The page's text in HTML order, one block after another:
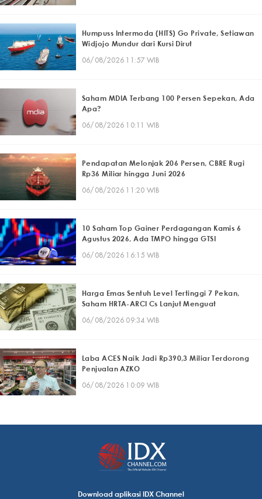
Humpuss Intermoda (HITS) Go Private, Setiawan
Widjojo Mundur dari Kursi Dirut
06/08/2026 11:57 WIB
Saham MDIA Terbang 100 Persen Sepekan, Ada
Apa?
06/08/2026 10:11 WIB
Pendapatan Melonjak 206 Persen, CBRE Rugi
Rp36 Miliar hingga Juni 2026
06/08/2026 11:20 WIB
10 Saham Top Gainer Perdagangan Kamis 6
Agustus 2026, Ada TMPO hingga GTSI
06/08/2026 16:15 WIB
Harga Emas Sentuh Level Tertinggi 7 Pekan,
Saham HRTA-ARCI Cs Lanjut Menguat
06/08/2026 09:34 WIB
Laba ACES Naik Jadi Rp390,3 Miliar Terdorong
Penjualan AZKO
06/08/2026 10:09 WIB
Download aplikasi IDX Channel